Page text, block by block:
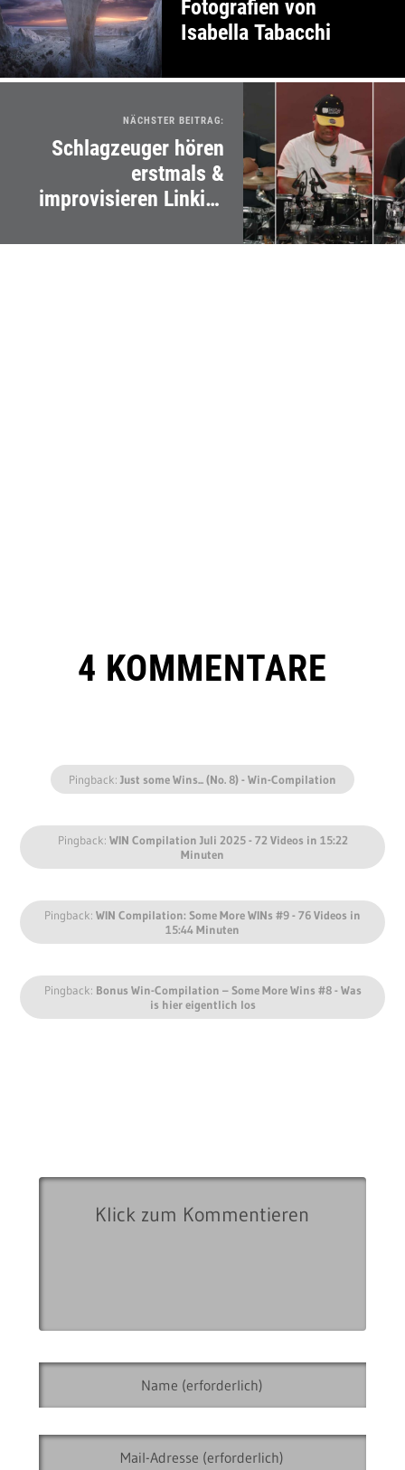
Fotografien von
Isabella Tabacchi
NÄCHSTER BEITRAG:
Schlagzeuger hören
erstmals &
improvisieren Linkin-
4 KOMMENTARE
Pingback: Just some Wins... (No. 8) - Win-Compilation
Pingback: WIN Compilation Juli 2025 - 72 Videos in 15:22
Minuten
Pingback: WIN Compilation: Some More WINs #9 - 76 Videos in
15:44 Minuten
Pingback: Bonus Win-Compilation – Some More Wins #8 - Was
is hier eigentlich los